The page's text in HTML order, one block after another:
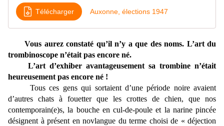
Télécharger Auxonne, élections 1947
Vous aurez constaté qu’il n’y a que des noms. L’art du
trombinoscope n’était pas encore né.
L’art d’exhiber avantageusement sa trombine n’était
heureusement pas encore né !
Tous ces gens qui sortaient d’une période noire avaient
d’autres chats à fouetter que les crottes de chien, que nos
contemporain(e)s, la bouche en cul-de-poule et la narine pincée
désignent à présent en novlangue du terme choisi de « déjection